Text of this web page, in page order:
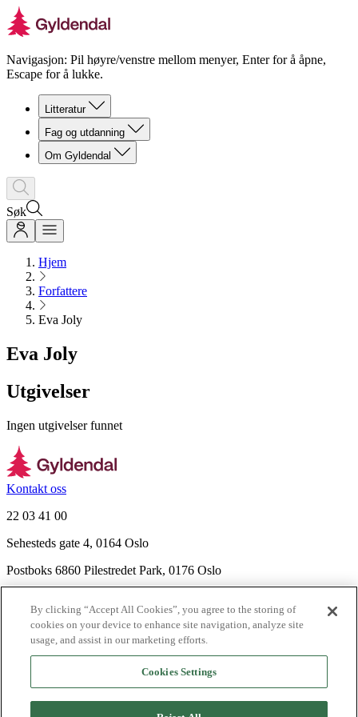
Navigasjon: Pil høyre/venstre mellom menyer, Enter for å åpne,
Escape for å lukke.
Litteratur
Fag og utdanning
Om Gyldendal
Søk
Hjem
Forfattere
Eva Joly
Eva Joly
Utgivelser
Ingen utgivelser funnet
Kontakt oss
22 03 41 00
Sehesteds gate 4, 0164 Oslo
Postboks 6860 Pilestredet Park, 0176 Oslo
Nyhetsbrev
Ledige stillinger
Send inn manus
By clicking “Accept All Cookies”, you agree to the storing of
cookies on your device to enhance site navigation, analyze site
usage, and assist in our marketing efforts.
Cookies Settings